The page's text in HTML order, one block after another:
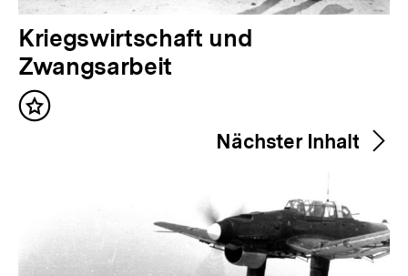
V
o
r
h
e
Kriegswirtschaft und
Zwangsarbeit
Inhalt
Nächster Inhalt